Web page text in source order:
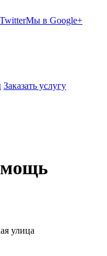
Мы в Google+
Заказать услугу